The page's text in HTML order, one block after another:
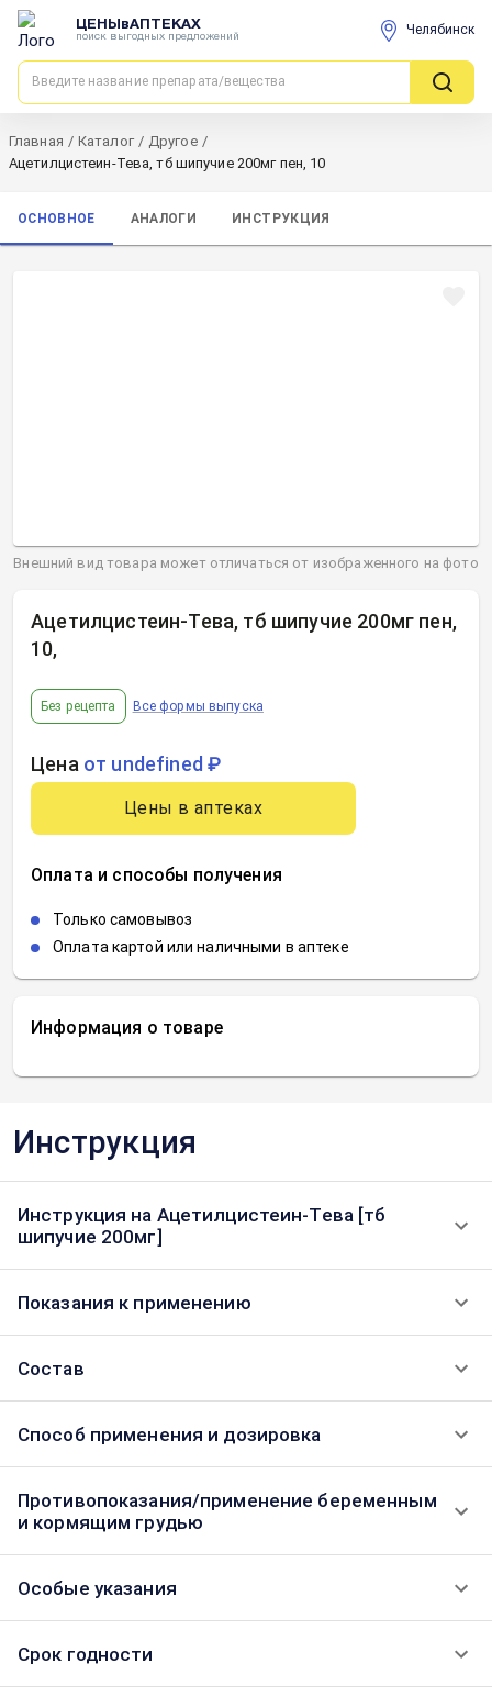
ЦЕНЫвАПТЕКАХ
поиск выгодных предложений Челябинск
Главная / Каталог / Другое /
Ацетилцистеин-Тева, тб шипучие 200мг пен, 10
ОСНОВНОЕ АНАЛОГИ ИНСТРУКЦИЯ
Информация о товаре
Ацетилцистеин-Тева, тб шипучие 200мг пен,
10,
Без рецепта Все формы выпуска
Цена от undefined ₽
Цены в аптеках
Оплата и способы получения
Только самовывоз
Оплата картой или наличными в аптеке
Внешний вид товара может отличаться от изображенного на фото
Инструкция
Инструкция на Ацетилцистеин-Тева [тб
шипучие 200мг]
Показания к применению
Состав
Способ применения и дозировка
Противопоказания/применение беременным
и кормящим грудью
Особые указания
Срок годности